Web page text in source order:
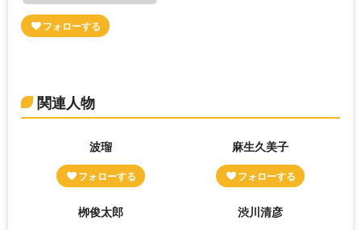
関連人物
波瑠 麻生久美子
栁俊太郎 渋川清彦